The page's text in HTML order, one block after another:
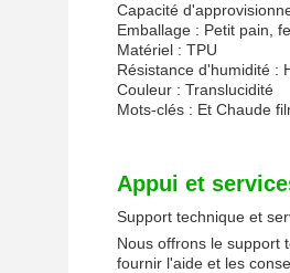
Capacité
Emballage : Petit pain,
Matériel : TPU
Résistance d'humidité :
Couleur : Translucidité
Mots-clés : Et Chaude
Appui et
Support technique et
Nous offrons le support
fournir l'aide et les